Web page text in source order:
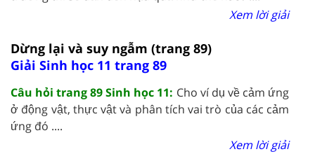
Xem lời giải
Dừng lại và suy ngẫm (trang 89)
Giải Sinh học 11 trang 89
Câu hỏi trang 89 Sinh học 11: Cho ví dụ về cảm ứng
ở động vật, thực vật và phân tích vai trò của các cảm
ứng đó ....
Xem lời giải